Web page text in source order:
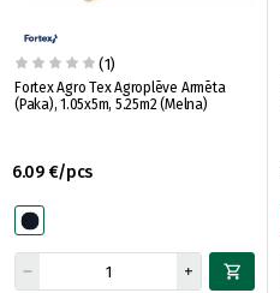
(1)
Fortex Agro Tex Agroplēve Armēta
(Paka), 1.05x5m, 5.25m2 (Melna)
6.09 €/pcs